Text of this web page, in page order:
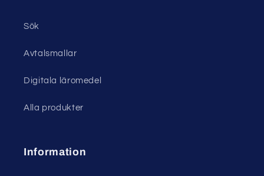
Sök
Avtalsmallar
Digitala läromedel
Alla produkter
Information